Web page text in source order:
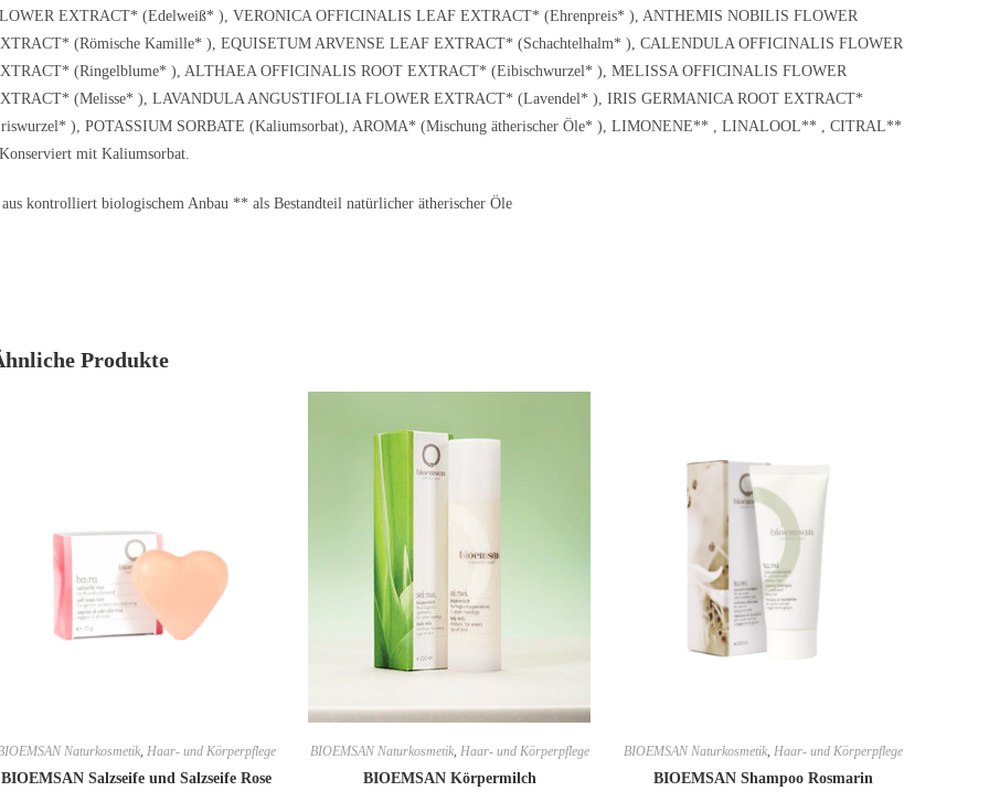
EXTRACT* (Edelweiß* ), VERONICA OFFICINALIS LEAF EXTRACT* (Ehrenpreis* ), ANTHEMIS NOBILIS FLOWER
(Römische Kamille* ), EQUISETUM ARVENSE LEAF EXTRACT* (Schachtelhalm* ), CALENDULA OFFICINALIS FLOWER
(Ringelblume* ), ALTHAEA OFFICINALIS ROOT EXTRACT* (Eibischwurzel* ), MELISSA OFFICINALIS FLOWER
(Melisse* ), LAVANDULA ANGUSTIFOLIA FLOWER EXTRACT* (Lavendel* ), IRIS GERMANICA ROOT EXTRACT*
), POTASSIUM SORBATE (Kaliumsorbat), AROMA* (Mischung ätherischer Öle* ), LIMONENE** , LINALOOL** , CITRAL**
mit Kaliumsorbat.
kontrolliert biologischem Anbau ** als Bestandteil natürlicher ätherischer Öle
Produkte
Naturkosmetik, Haar- und Körperpflege
BIOEMSAN Salzseife und Salzseife Rose
BIOEMSAN Naturkosmetik, Haar- und Körperpflege
BIOEMSAN Körpermilch
BIOEMSAN Naturkosmetik,Haar- und Körperpflege
BIOEMSAN Shampoo Rosmarin